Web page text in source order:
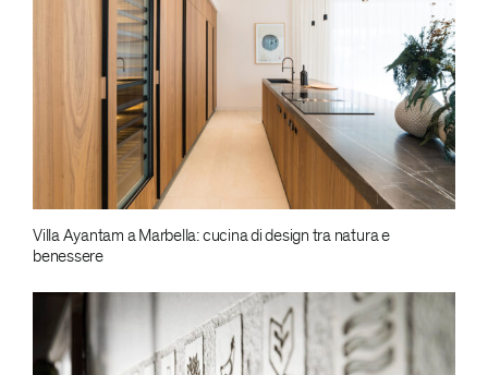
Villa Ayantam a Marbella: cucina di design tra natura e
benessere